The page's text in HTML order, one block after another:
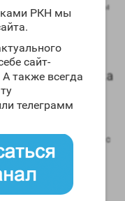
РКН мы
сайт-
А также всегда
телеграмм
labs
. Но при этом вы
стаж.
не
Depot-200 Lyka
процентов в
в сравнении с
женские гормоны